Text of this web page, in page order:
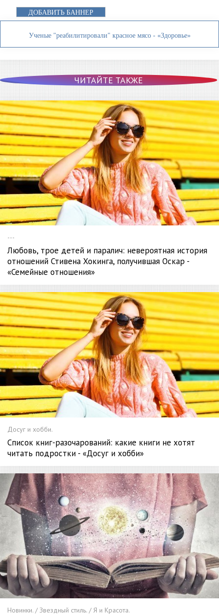
ДОБАВИТЬ БАННЕР
Ученые "реабилитировали" красное мясо - «Здоровье»
ЧИТАЙТЕ ТАКЖЕ
---
Любовь, трое детей и паралич: невероятная история
отношений Стивена Хокинга, получившая Оскар -
«Семейные отношения»
Досуг и хобби.
Список книг-разочарований: какие книги не хотят
читать подростки - «Досуг и хобби»
Новинки. / Звездный стиль. / Я и Красота.